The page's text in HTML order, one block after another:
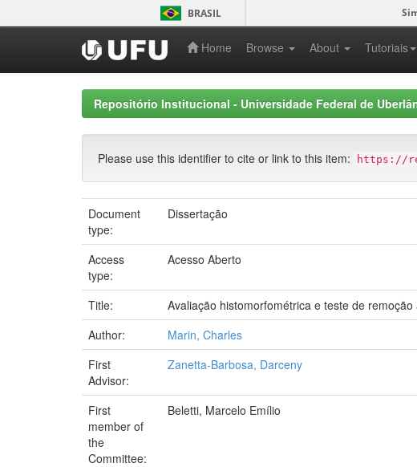
navigation
BRASIL
Home Browse About Tutoriais
Repositório Institucional - Universidade Federal de
Please use this identifier to cite or link to this item: https://
Document
type:
Dissertação
Access
type:
Acesso Aberto
Title:
Avaliação histomorfométrica e teste de
Author:
Marin, Charles
First
Advisor:
Zanetta-Barbosa, Darceny
First
member of
the
Committee:
Beletti, Marcelo Emílio